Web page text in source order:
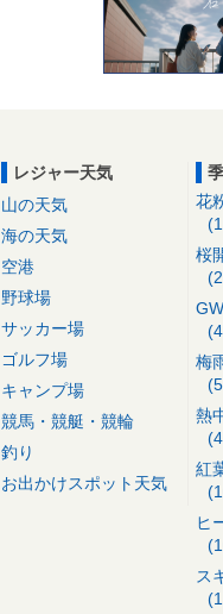
レジャー天気
山の天気
海の天気
空港
野球場
サッカー場
ゴルフ場
キャンプ場
競馬・競艇・競輪
釣り
お出かけスポット天気
花
桜
梅
熱
紅
ヒ
ス